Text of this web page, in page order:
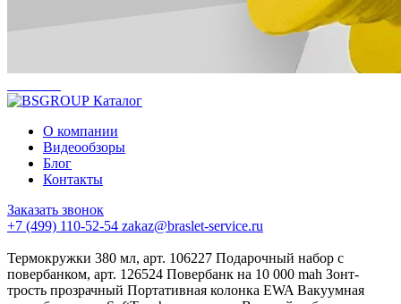
Каталог
О компании
Видеообзоры
Блог
Контакты
Заказать звонок
+7 (499) 110-52-54 zakaz@braslet-service.ru
Термокружки 380 мл, арт. 106227 Подарочный набор с
повербанком, арт. 126524 Повербанк на 10 000 mah Зонт-
трость прозрачный Портативная колонка EWA Вакуумная